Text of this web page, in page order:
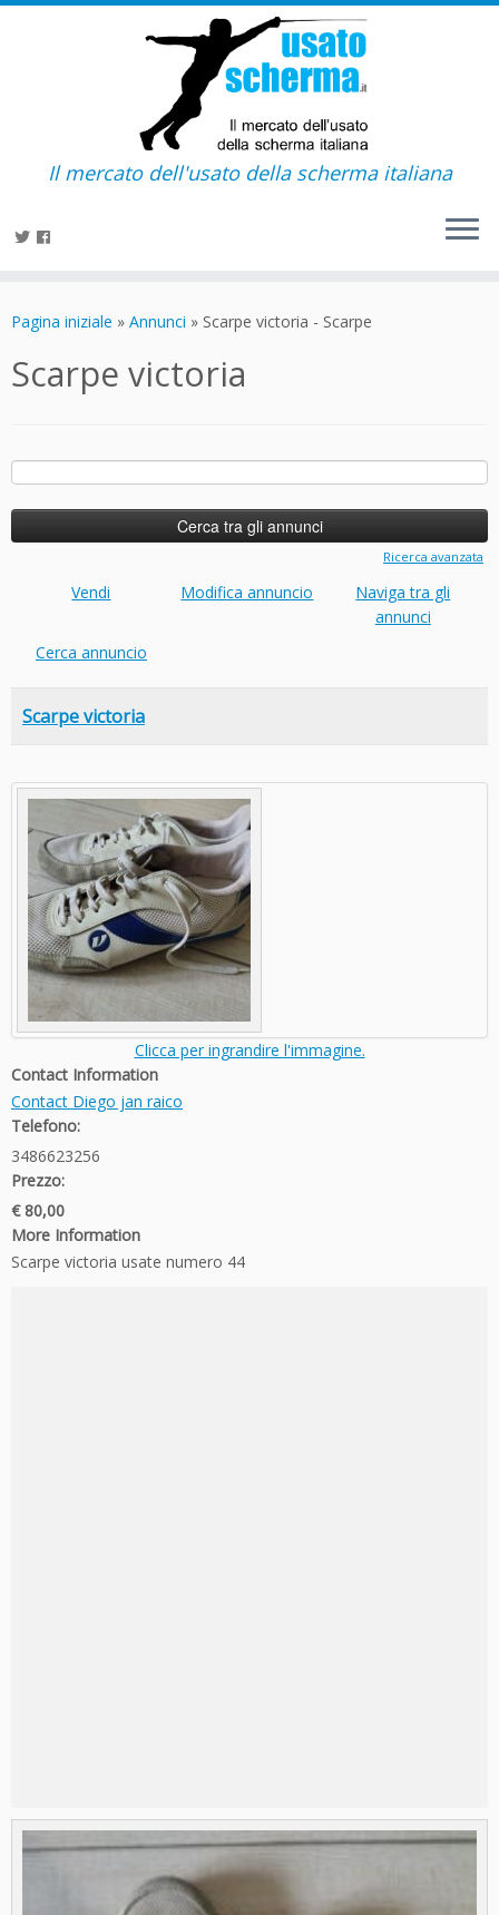
Il mercato dell'usato della scherma italiana
Pagina iniziale » Annunci » Scarpe victoria - Scarpe
Scarpe victoria
Ricerca
Ricerca avanzata
Vendi Modifica annuncio
Naviga tra gli
annunci
Cerca annuncio
Scarpe victoria
Clicca per ingrandire l'immagine.
Contact Information
Contact Diego jan raico
Telefono:
3486623256
Prezzo:
€ 80,00
More Information
Scarpe victoria usate numero 44